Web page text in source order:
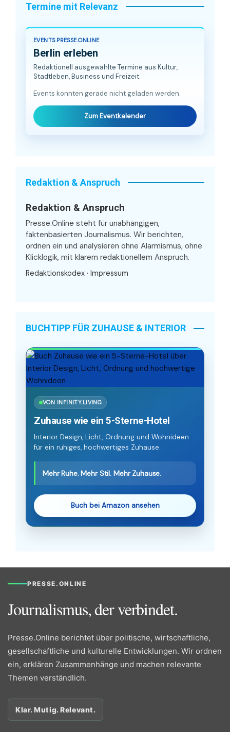
Termine mit Relevanz
EVENTS.PRESSE.ONLINE
Berlin erleben
Redaktionell ausgewählte Termine aus Kultur,
Stadtleben, Business und Freizeit.
Events konnten gerade nicht geladen werden.
Zum Eventkalender
Redaktion & Anspruch
Redaktion & Anspruch
Presse.Online steht für unabhängigen,
faktenbasierten Journalismus. Wir berichten,
ordnen ein und analysieren ohne Alarmismus, ohne
Klicklogik, mit klarem redaktionellem Anspruch.
Redaktionskodex · Impressum
BUCHTIPP FÜR ZUHAUSE & INTERIOR
VON INFINITY.LIVING
Zuhause wie ein 5-Sterne-Hotel
Interior Design, Licht, Ordnung und Wohnideen
für ein ruhiges, hochwertiges Zuhause.
Mehr Ruhe. Mehr Stil. Mehr Zuhause.
Buch bei Amazon ansehen
PRESSE.ONLINE
Journalismus, der verbindet.
Presse.Online berichtet über politische, wirtschaftliche,
gesellschaftliche und kulturelle Entwicklungen. Wir ordnen
ein, erklären Zusammenhänge und machen relevante
Themen verständlich.
Klar. Mutig. Relevant.